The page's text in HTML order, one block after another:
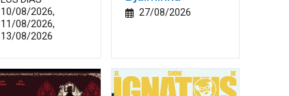
10/08/2026,
11/08/2026,
13/08/2026
27/08/2026